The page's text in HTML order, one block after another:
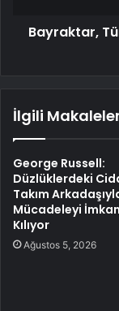
Bayraktar,
İlgili
George Russell:
Düzlüklerdeki
Takım
Mücadeleyi
Kılıyor
Ağustos 5, 2026